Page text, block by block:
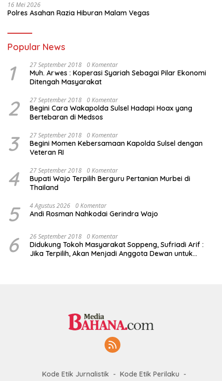
16 Mei 2026
Polres Asahan Razia Hiburan Malam Vegas
Popular News
1 27 September 2018 0 Komentar
Muh. Arwes : Koperasi Syariah Sebagai Pilar Ekonomi
Ditengah Masyarakat
2 27 September 2018 0 Komentar
Begini Cara Wakapolda Sulsel Hadapi Hoax yang
Bertebaran di Medsos
3 27 September 2018 0 Komentar
Begini Momen Kebersamaan Kapolda Sulsel dengan
Veteran RI
4 27 September 2018 0 Komentar
Bupati Wajo Terpilih Berguru Pertanian Murbei di
Thailand
5 4 Agustus 2026 0 Komentar
Andi Rosman Nahkodai Gerindra Wajo
6 26 September 2018 0 Komentar
Didukung Tokoh Masyarakat Soppeng, Sufriadi Arif :
Jika Terpilih, Akan Menjadi Anggota Dewan untuk
Kode Etik Jurnalistik
Kode Etik Perilaku